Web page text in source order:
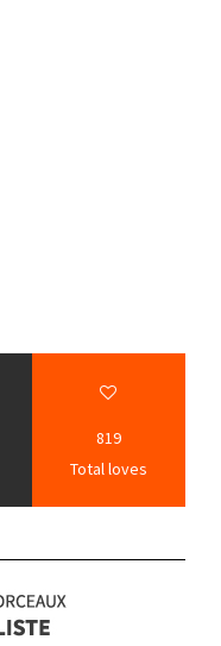
819
Total loves